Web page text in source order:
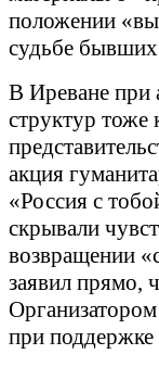
положении
судьбе
В Иреване при
структур тоже
акция
«Россия с
скрывали
возвращении
заявил прямо,
при поддержке